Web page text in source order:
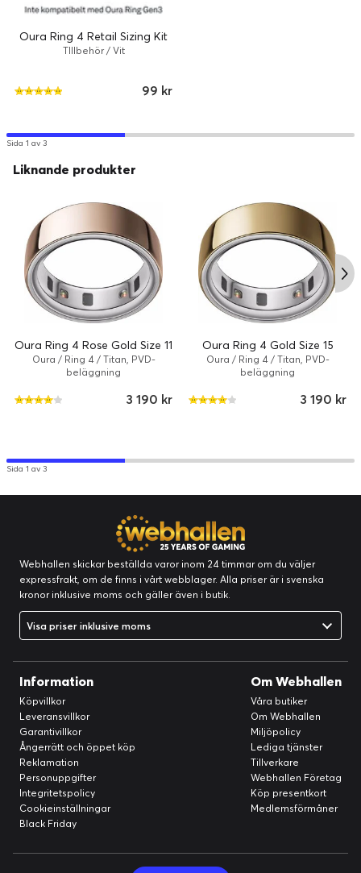
Vägledning vid sänggåendet
Oura påminner dig när du ska börja varva ner så att du kan
Aktivitet och fitness
Automatisk aktivitetsdetektering
Från cykling till basket till hushållsarbete, Oura upptäcker
automatiskt över 40 aktiviteter med puls för att ge dig kredit för
Oura Ring 4 Retail Sizing Kit
TIllbehör / Vit
99 kr
Sida 1 av 3
Liknande produkter
Oura Ring 4 Rose Gold Size 11
Oura / Ring 4 / Titan, PVD-
beläggning
3 190 kr
Oura Ring 4 Gold Size 15
Oura / Ring 4 / Titan, PVD-
beläggning
3 190 kr
Sida 1 av 3
Webhallen skickar beställda varor inom 24 timmar om du väljer
expressfrakt, om de finns i vårt webblager. Alla priser är i svenska
kronor inklusive moms och gäller även i butik.
Visa priser inklusive moms
Information
Köpvillkor
Leveransvillkor
Garantivillkor
Ångerrätt och öppet köp
Reklamation
Personuppgifter
Integritetspolicy
Cookieinställningar
Black Friday
Om Webhallen
Våra butiker
Om Webhallen
Miljöpolicy
Lediga tjänster
Tillverkare
Webhallen Företag
Köp presentkort
Medlemsförmåner